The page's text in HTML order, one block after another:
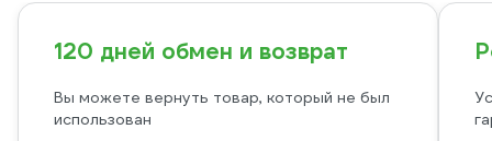
120 дней обмен и возврат
Вы можете вернуть товар, который не был
использован